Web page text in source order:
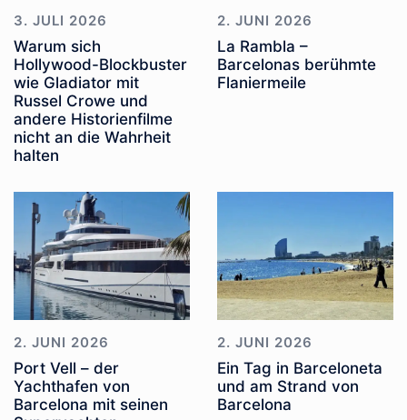
3. JULI 2026
Warum sich
Hollywood-Blockbuster
wie Gladiator mit
Russel Crowe und
andere Historienfilme
nicht an die Wahrheit
halten
2. JUNI 2026
La Rambla –
Barcelonas berühmte
Flaniermeile
2. JUNI 2026
Port Vell – der
Yachthafen von
Barcelona mit seinen
2. JUNI 2026
Ein Tag in Barceloneta
und am Strand von
Barcelona